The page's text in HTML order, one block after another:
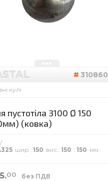
310860
кулі
пустотіла 3100 Ø 150
(ковка)
шир. 150 вис. 150 150
.00 без ПДВ